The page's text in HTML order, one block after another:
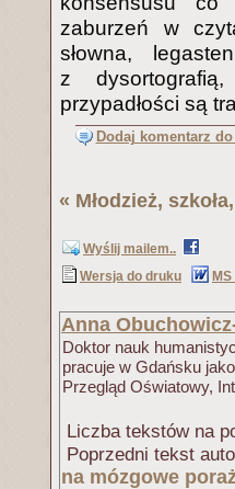
zaburzeń w
słowna,
z
przypadłości są
Dodaj komentarz
« Młodzież,
Wyślij mailem..
Wersja do druku
Anna
Doktor nauk
pracuje w Gdańsku
Przegląd Oświatowy,
Liczba tekstów na
Poprzedni tekst
na mózgowe